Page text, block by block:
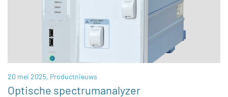
20 mei 2025, Productnieuws
Optische spectrumanalyzer